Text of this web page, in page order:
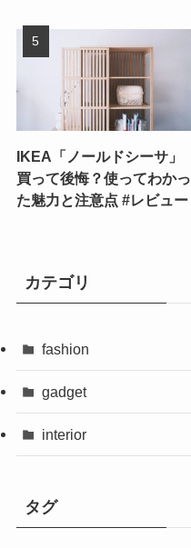
IKEA「ノールドシーサ」
買って後悔？使ってわかっ
た魅力と注意点 #レビュー
カテゴリ
fashion
gadget
interior
タグ